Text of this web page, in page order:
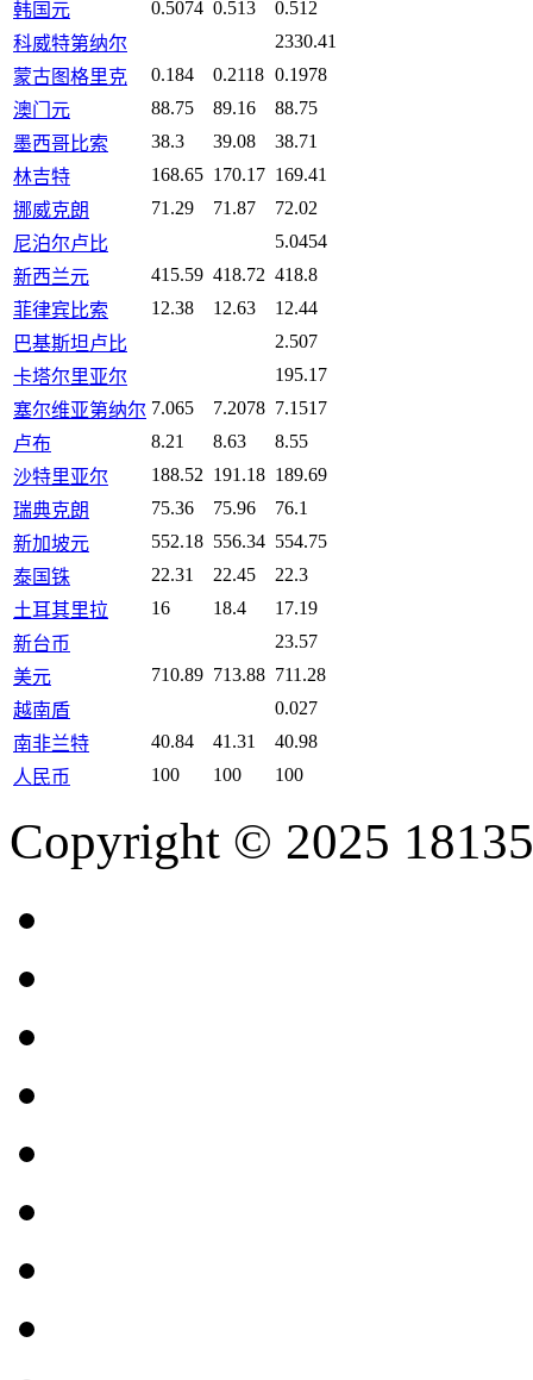
韩国元 0.5074 0.513
0.512
科威特第纳尔
2330.41
蒙古图格里克
0.184 0.2118 0.1978
澳门元
88.75 89.16
88.75
墨西哥比索
38.3 39.08
38.71
林吉特
168.65 170.17 169.41
挪威克朗
71.29 71.87
72.02
尼泊尔卢比
5.0454
新西兰元
415.59 418.72 418.8
菲律宾比索
12.38 12.63
12.44
巴基斯坦卢比
2.507
卡塔尔里亚尔
195.17
塞尔维亚第纳尔 7.065 7.2078 7.1517
卢布
8.21 8.63
8.55
沙特里亚尔
188.52 191.18 189.69
瑞典克朗
75.36 75.96
76.1
新加坡元
552.18 556.34 554.75
泰国铢
22.31 22.45
22.3
土耳其里拉
16 18.4
17.19
新台币
23.57
美元
710.89 713.88 711.28
越南盾
0.027
南非兰特
40.84 41.31
40.98
人民币
100 100 100
Copyright © 2025